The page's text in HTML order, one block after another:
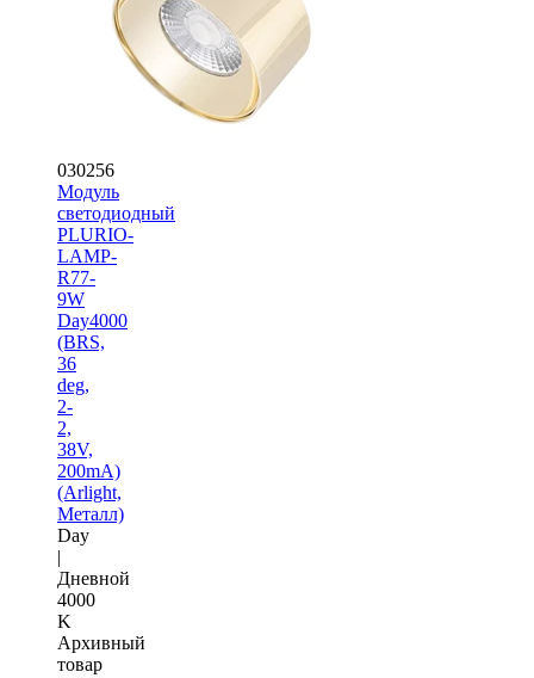
030256
Модуль
светодиодный
PLURIO-
LAMP-
R77-
9W
Day4000
(BRS,
36
deg,
2-
2,
38V,
200mA)
(Arlight,
Металл)
Day
|
Дневной
4000
K
Архивный
товар